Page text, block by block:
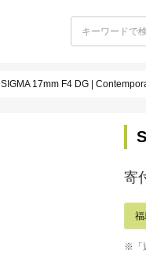
SIGMA 17mm F4 DG |
寄
※「